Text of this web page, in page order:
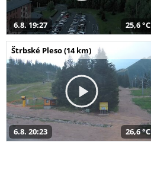
6.8. 19:27 25,6 °C
Štrbské Pleso (14 km)
6.8. 20:23 26,6 °C